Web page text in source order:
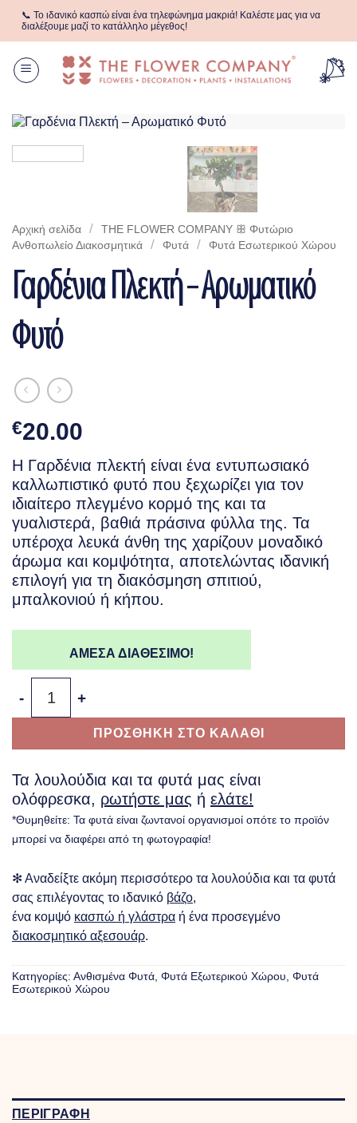
📞 Το ιδανικό κασπώ είναι ένα τηλεφώνημα μακριά! Καλέστε μας για να
διαλέξουμε μαζί το κατάλληλο μέγεθος!
Αρχική σελίδα /
THE FLOWER COMPANY ꕥ Φυτώριο
Aνθοπωλείο Διακοσμητικά
/ Φυτά / Φυτά Eσωτερικού Xώρου
Γαρδένια Πλεκτή – Αρωματικό
Φυτό
€20.00
Η Γαρδένια πλεκτή είναι ένα εντυπωσιακό
καλλωπιστικό φυτό που ξεχωρίζει για τον
ιδιαίτερο πλεγμένο κορμό της και τα
γυαλιστερά, βαθιά πράσινα φύλλα της. Τα
υπέροχα λευκά άνθη της χαρίζουν μοναδικό
άρωμα και κομψότητα, αποτελώντας ιδανική
επιλογή για τη διακόσμηση σπιτιού,
μπαλκονιού ή κήπου.
ΑΜΕΣΑ ΔΙΑΘΕΣΙΜΟ!
ΠΡΟΣΘΗΚΗ ΣΤΟ ΚΑΛΑΘΙ
Τα λουλούδια και τα φυτά μας είναι
ολόφρεσκα, ρωτήστε μας ή ελάτε!
*Θυμηθείτε: Τα φυτά είναι ζωντανοί οργανισμοί οπότε το προϊόν
μπορεί να διαφέρει από τη φωτογραφία!
✻ Αναδείξτε ακόμη περισσότερο τα λουλούδια και τα φυτά
σας επιλέγοντας το ιδανικό βάζο,
ένα κομψό κασπώ ή γλάστρα ή ένα προσεγμένο
διακοσμητικό αξεσουάρ.
Κατηγορίες: Ανθισμένα Φυτά, Φυτά Eξωτερικού Xώρου, Φυτά
Eσωτερικού Xώρου
ΠΕΡΙΓΡΑΦΗ